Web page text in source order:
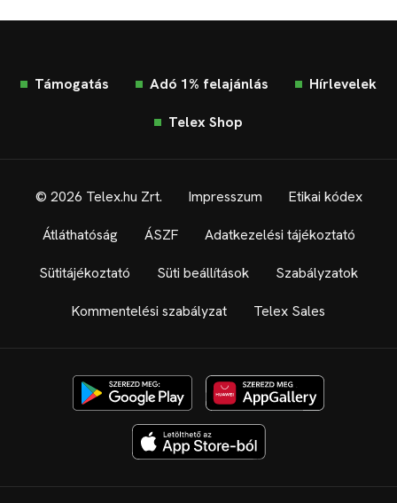
Támogatás Adó 1% felajánlás Hírlevelek
Telex Shop
© 2026 Telex.hu Zrt. Impresszum Etikai kódex
Átláthatóság ÁSZF Adatkezelési tájékoztató
Sütitájékoztató Süti beállítások Szabályzatok
Kommentelési szabályzat Telex Sales